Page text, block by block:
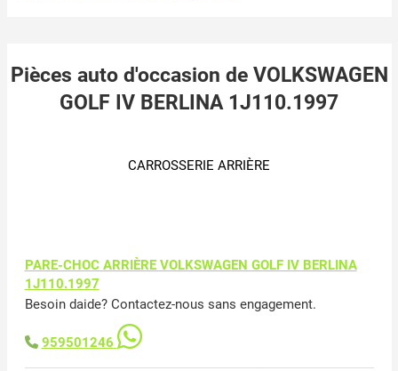
Pièces auto d'occasion de VOLKSWAGEN
GOLF IV BERLINA 1J110.1997
CARROSSERIE ARRIÈRE
PARE-CHOC ARRIÈRE VOLKSWAGEN GOLF IV BERLINA
1J110.1997
Besoin daide? Contactez-nous sans engagement.
959501246